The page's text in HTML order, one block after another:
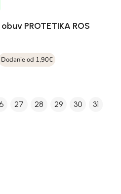
PROTETIKA ROS
Dodanie od 1,90€
27 28 29 30
31